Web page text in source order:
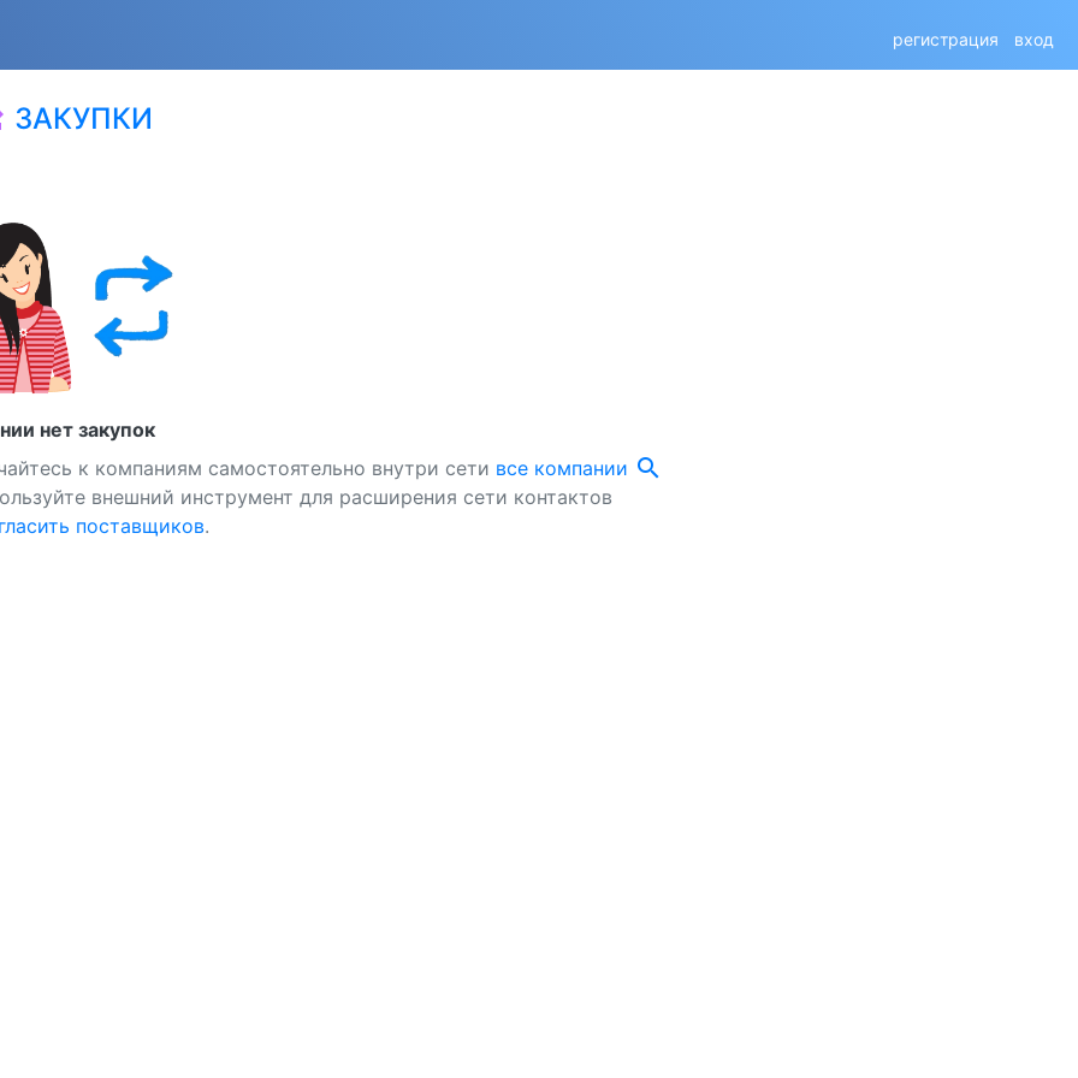
регистрация вход
ЗАКУПКИ
нет закупок
к компаниям самостоятельно внутри сети все компании search
внешний инструмент для расширения сети контактов
поставщиков.